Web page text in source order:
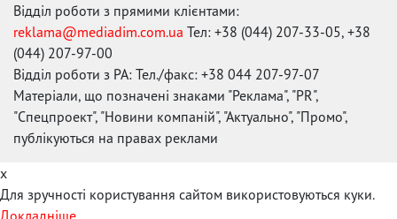
Відділ роботи з прямими клієнтами:
reklama@mediadim.com.ua Тел: +38 (044) 207-33-05, +38
(044) 207-97-00
Відділ роботи з РА: Тел./факс: +38 044 207-97-07
Матеріали, що позначені знаками "Реклама", "PR",
"Спецпроект", "Новини компаній", "Актуально", "Промо",
публікуються на правах реклами
x
Для зручності користування сайтом використовуються куки.
Докладніше...